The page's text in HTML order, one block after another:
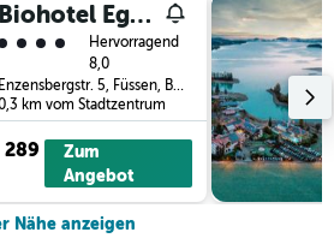
Biohotel Eggensberger
4
Hervorragend
8,0
Enzensbergstr. 5, Füssen, Bayern, Deutschland
km vom Stadtzentrum
289
Zum
Angebot
Nähe anzeigen